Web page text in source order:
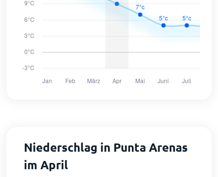
Niederschlag in Punta Arenas
im April